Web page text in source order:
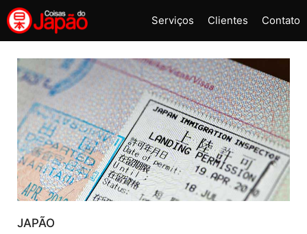
Pular
para
o
conteúdo
Serviços Clientes Contato
JAPÃO